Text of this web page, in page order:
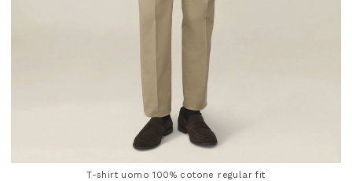
T-shirt uomo 100% cotone regular fit